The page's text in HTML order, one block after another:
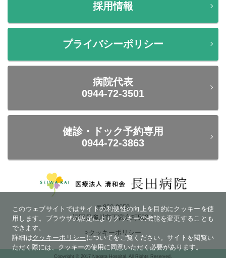
採用情報
プライバシーポリシー
病院代表
0944-72-3501
健診・ドック予約専用
0944-72-3863
〒832-0059
福岡県柳川市下宮永町523-1
>クッキーポリシー
Copyright © 2017 Nagata Hospital. All Rights Reserved.
このウェブサイトではサイトの利便性の向上を目的にクッキーを使
用します。ブラウザの設定によりクッキーの機能を変更することも
できます。
詳細はクッキーポリシー についてをご覧ください。サイトを閲覧い
ただく際には、クッキーの使用に同意いただく必要があります。